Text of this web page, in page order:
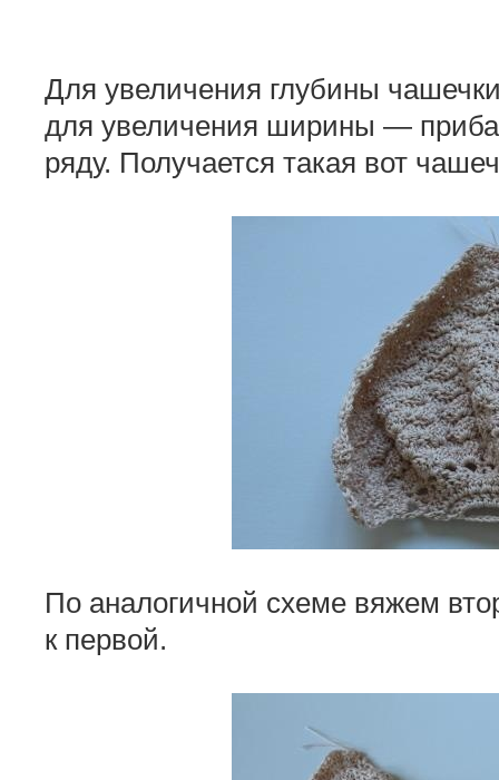
Для увеличения глубины
для увеличения ширины —
ряду. Получается такая вот
По аналогичной схеме вяжем
к первой.